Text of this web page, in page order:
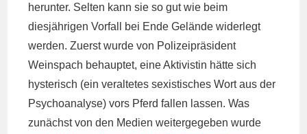
herunter. Selten kann sie so gut wie beim
diesjährigen Vorfall bei Ende Gelände widerlegt
werden. Zuerst wurde von Polizeipräsident
Weinspach behauptet, eine Aktivistin hätte sich
hysterisch (ein veraltetes sexistisches Wort aus der
Psychoanalyse) vors Pferd fallen lassen. Was
zunächst von den Medien weitergegeben wurde